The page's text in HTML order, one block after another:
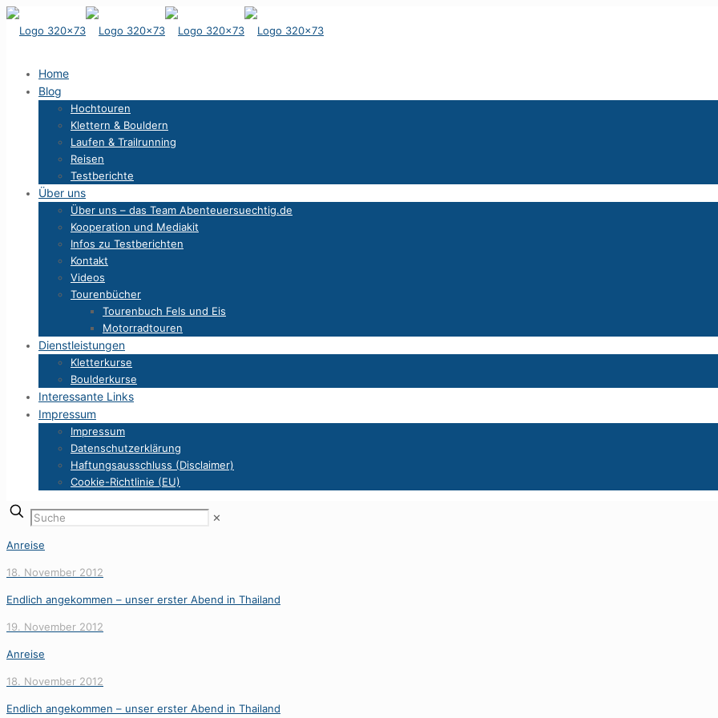
Home
Blog
Hochtouren
Klettern & Bouldern
Laufen & Trailrunning
Reisen
Testberichte
Über uns
Über uns – das Team Abenteuersuechtig.de
Kooperation und Mediakit
Infos zu Testberichten
Kontakt
Videos
Tourenbücher
Tourenbuch Fels und Eis
Motorradtouren
Dienstleistungen
Kletterkurse
Boulderkurse
Interessante Links
Impressum
Impressum
Datenschutzerklärung
Haftungsausschluss (Disclaimer)
Cookie-Richtlinie (EU)
✕
Anreise
18. November 2012
Endlich angekommen – unser erster Abend in Thailand
19. November 2012
Anreise
18. November 2012
Endlich angekommen – unser erster Abend in Thailand